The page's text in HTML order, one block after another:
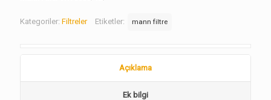
Kategoriler: Filtreler Etiketler: mann filtre
Açıklama
Ek bilgi